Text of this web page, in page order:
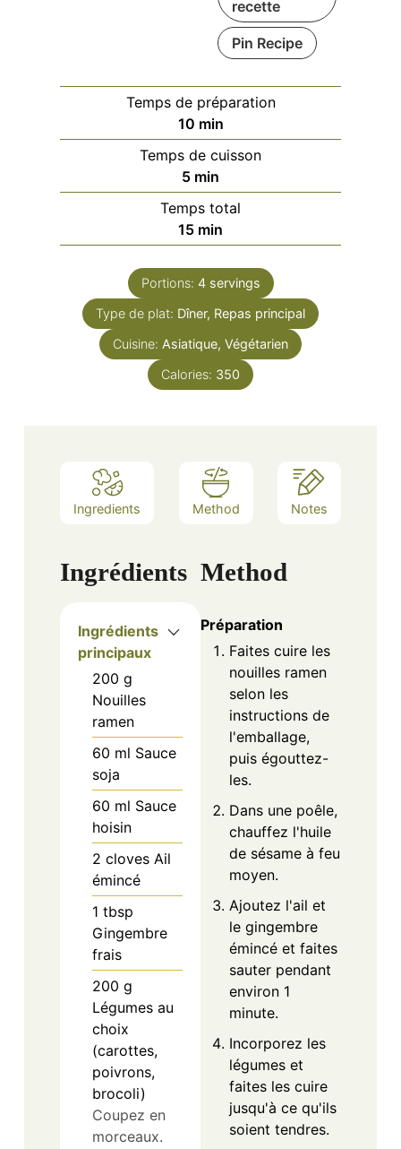
recette
Pin Recipe
Temps de préparation
10minutes
min
Temps de cuisson
5minutes
min
Temps total
15minutes
min
Portions: 4 servings
Type de plat: Dîner, Repas principal
Cuisine: Asiatique, Végétarien
Calories: 350
Ingredients Method Notes
Ingrédients
Ingrédients
principaux
200 g
Nouilles
ramen
60 ml Sauce
soja
60 ml Sauce
hoisin
2 cloves Ail
émincé
1 tbsp
Gingembre
frais
200 g
Légumes au
choix
(carottes,
poivrons,
brocoli)
Coupez en
morceaux.
Method
Préparation
Faites cuire les
nouilles ramen
selon les
instructions de
l'emballage,
puis égouttez-
les.
Dans une poêle,
chauffez l'huile
de sésame à feu
moyen.
Ajoutez l'ail et
le gingembre
émincé et faites
sauter pendant
environ 1
minute.
Incorporez les
légumes et
faites les cuire
jusqu'à ce qu'ils
soient tendres.